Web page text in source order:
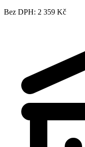
Bez DPH: 2 359 Kč